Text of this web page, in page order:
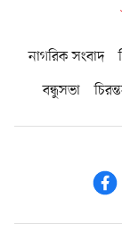
নাগরিক সংবাদ
বন্ধুসভা